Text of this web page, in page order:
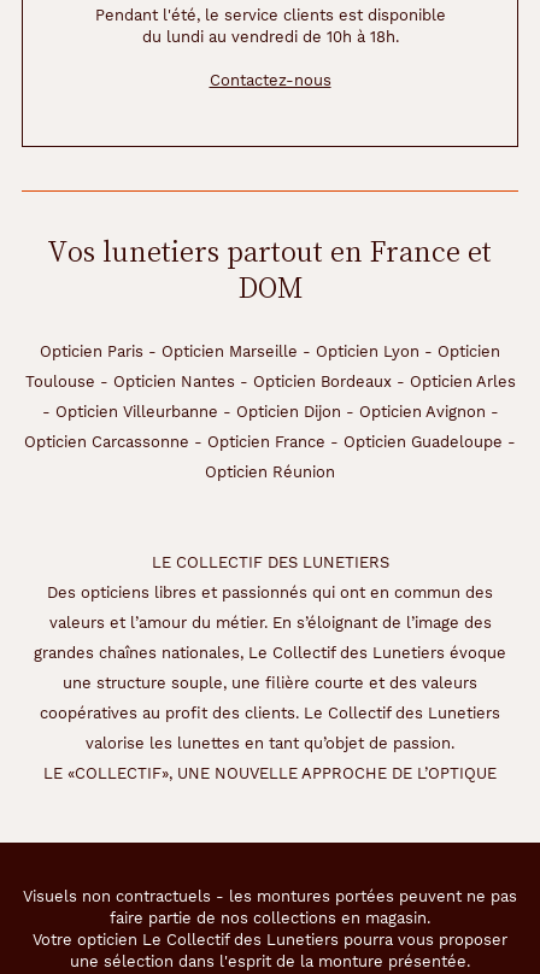
Pendant l'été, le service clients est disponible
du lundi au vendredi de 10h à 18h.
Contactez-nous
Vos lunetiers partout en France et
DOM
Opticien Paris - Opticien Marseille - Opticien Lyon - Opticien
Toulouse - Opticien Nantes - Opticien Bordeaux- Opticien Arles
- Opticien Villeurbanne - Opticien Dijon - Opticien Avignon -
Opticien Carcassonne - Opticien France - Opticien Guadeloupe -
Opticien Réunion
LE COLLECTIF DES LUNETIERS
Des opticiens libres et passionnés qui ont en commun des
valeurs et l’amour du métier. En s’éloignant de l’image des
grandes chaînes nationales, Le Collectif des Lunetiers évoque
une structure souple, une filière courte et des valeurs
coopératives au profit des clients. Le Collectif des Lunetiers
valorise les lunettes en tant qu’objet de passion.
LE «COLLECTIF», UNE NOUVELLE APPROCHE DE L’OPTIQUE
Visuels non contractuels - les montures portées peuvent ne pas
faire partie de nos collections en magasin.
Votre opticien Le Collectif des Lunetiers pourra vous proposer
une sélection dans l'esprit de la monture présentée.